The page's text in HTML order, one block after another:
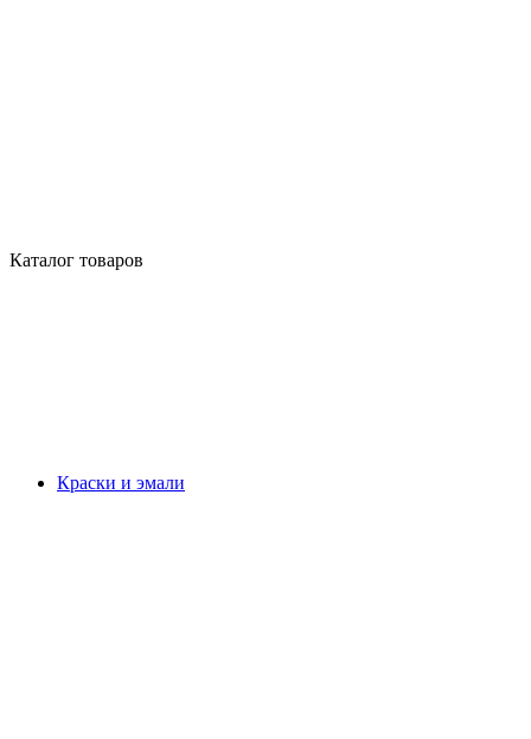
Каталог товаров
Краски и эмали